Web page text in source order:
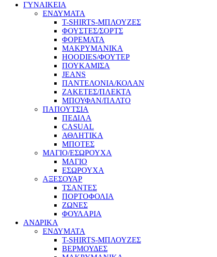
ΓΥΝΑΙΚΕΙΑ
ΕΝΔΥΜΑΤΑ
T-SHIRTS-ΜΠΛΟΥΖΕΣ
ΦΟΥΣΤΕΣ/ΣΟΡΤΣ
ΦΟΡΕΜΑΤΑ
ΜΑΚΡΥΜΑΝΙΚΑ
HOODIES/ΦΟΥΤΕΡ
ΠΟΥΚΑΜΙΣΑ
JEANS
ΠΑΝΤΕΛΟΝΙΑ/ΚΟΛΑΝ
ΖΑΚΕΤΕΣ/ΠΛΕΚΤΑ
ΜΠΟΥΦΑΝ/ΠΑΛΤΟ
ΠΑΠΟΥΤΣΙΑ
ΠΕΔΙΛΑ
CASUAL
ΑΘΛΗΤΙΚΑ
ΜΠΟΤΕΣ
ΜΑΓΙΟ/ΕΣΩΡΟΥΧΑ
ΜΑΓΙΟ
ΕΣΩΡΟΥΧΑ
ΑΞΕΣΟΥΑΡ
ΤΣΑΝΤΕΣ
ΠΟΡΤΟΦΟΛΙΑ
ΖΩΝΕΣ
ΦΟΥΛΑΡΙΑ
ΑΝΔΡΙΚΑ
ΕΝΔΥΜΑΤΑ
T-SHIRTS-ΜΠΛΟΥΖΕΣ
ΒΕΡΜΟΥΔΕΣ